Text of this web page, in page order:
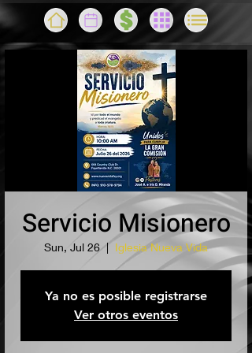
Servicio Misionero
Sun, Jul 26
  |
Iglesia Nueva Vida
Ya no es posible registrarse
Ver otros eventos